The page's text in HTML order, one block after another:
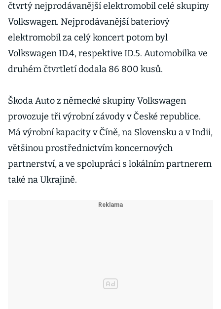
čtvrtý nejprodávanější elektromobil celé skupiny
Volkswagen. Nejprodávanější bateriový
elektromobil za celý koncert potom byl
Volkswagen ID.4, respektive ID.5. Automobilka ve
druhém čtvrtletí dodala 86 800 kusů.
Škoda Auto z německé skupiny Volkswagen
provozuje tři výrobní závody v České republice.
Má výrobní kapacity v Číně, na Slovensku a v Indii,
většinou prostřednictvím koncernových
partnerství, a ve spolupráci s lokálním partnerem
také na Ukrajině.